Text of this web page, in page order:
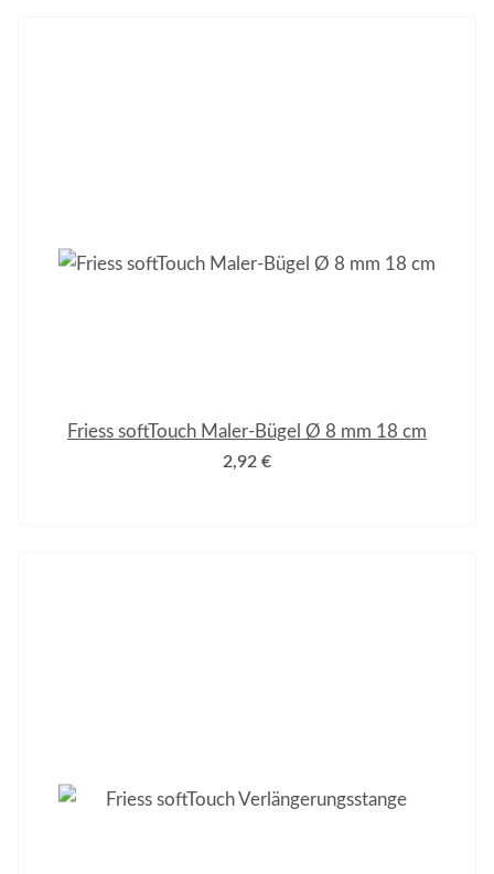
Friess softTouch Maler-Bügel Ø 8 mm 18 cm
2,92 €